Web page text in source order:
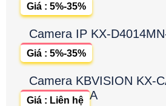
Giá : 5%-35%
Camera IP KX-
Giá : 5%-35%
Camera KBVISION KX-
A
Giá : Liên hệ